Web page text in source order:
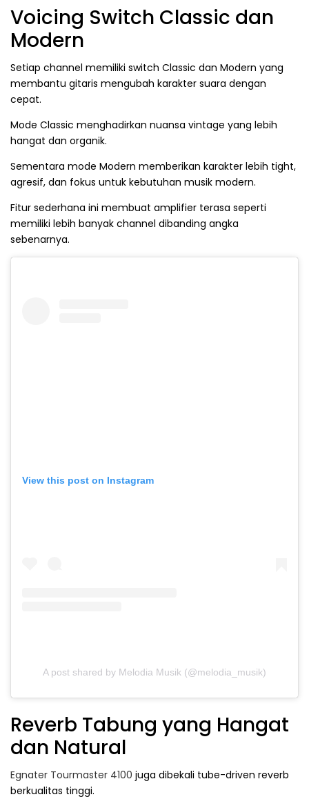
Voicing Switch Classic dan
Modern
Setiap channel memiliki switch Classic dan Modern yang
membantu gitaris mengubah karakter suara dengan
cepat.
Mode Classic menghadirkan nuansa vintage yang lebih
hangat dan organik.
Sementara mode Modern memberikan karakter lebih tight,
agresif, dan fokus untuk kebutuhan musik modern.
Fitur sederhana ini membuat amplifier terasa seperti
memiliki lebih banyak channel dibanding angka
sebenarnya.
View this post on Instagram
A post shared by Melodia Musik (@melodia_musik)
Reverb Tabung yang Hangat
dan Natural
Egnater Tourmaster 4100 juga dibekali tube-driven reverb
berkualitas tinggi.